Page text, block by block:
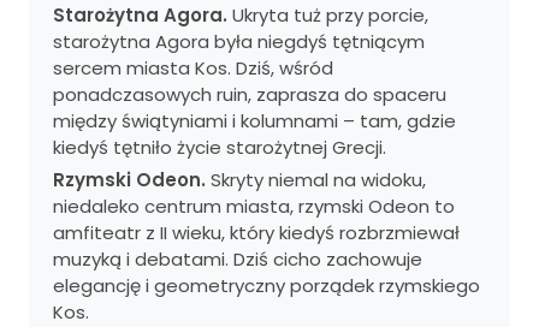
Starożytna Agora. Ukryta tuż przy porcie,
starożytna Agora była niegdyś tętniącym
sercem miasta Kos. Dziś, wśród
ponadczasowych ruin, zaprasza do spaceru
między świątyniami i kolumnami – tam, gdzie
kiedyś tętniło życie starożytnej Grecji.
Rzymski Odeon. Skryty niemal na widoku,
niedaleko centrum miasta, rzymski Odeon to
amfiteatr z II wieku, który kiedyś rozbrzmiewał
muzyką i debatami. Dziś cicho zachowuje
elegancję i geometryczny porządek rzymskiego
Kos.